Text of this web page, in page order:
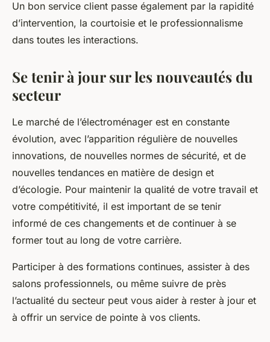
Un bon service client passe également par la rapidité
d’intervention, la courtoisie et le professionnalisme
dans toutes les interactions.
Se tenir à jour sur les nouveautés du
secteur
Le marché de l’électroménager est en constante
évolution, avec l’apparition régulière de nouvelles
innovations, de nouvelles normes de sécurité, et de
nouvelles tendances en matière de design et
d’écologie. Pour maintenir la qualité de votre travail et
votre compétitivité, il est important de se tenir
informé de ces changements et de continuer à se
former tout au long de votre carrière.
Participer à des formations continues, assister à des
salons professionnels, ou même suivre de près
l’actualité du secteur peut vous aider à rester à jour et
à offrir un service de pointe à vos clients.